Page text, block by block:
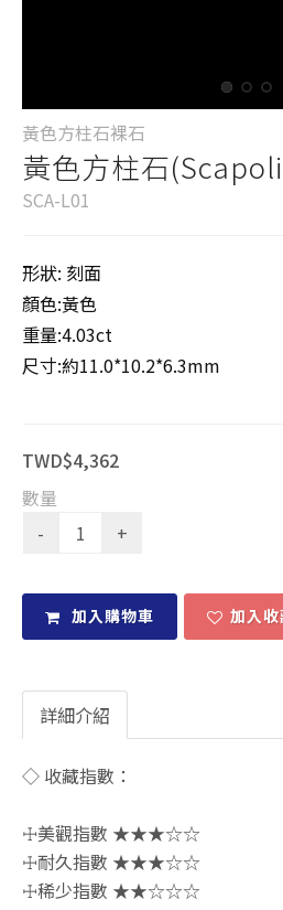
黃色方柱石裸石
黃色方柱石
SCA-L01
形狀: 刻面
顏色:黃色
重量:4.03ct
尺寸:約11.0*10.2*6.3mm
TWD$4,362
數量
加入購物車 加入收
詳細介紹
◇ 收藏指數：
☩美觀指數 ★★★☆☆
☩耐久指數 ★★★☆☆
☩稀少指數 ★★☆☆☆